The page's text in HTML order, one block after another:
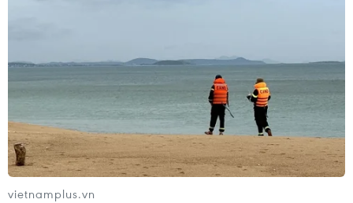
vietnamplus.vn